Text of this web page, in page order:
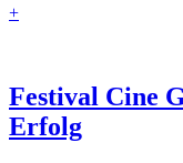
+
Festival Cine
Erfolg